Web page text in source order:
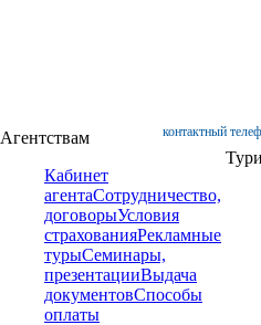
контактный
Агентствам
Кабинет
агентаСотрудничество,
договорыУсловия
страхованияРекламные
турыСеминары,
презентацииВыдача
документовСпособы
оплаты